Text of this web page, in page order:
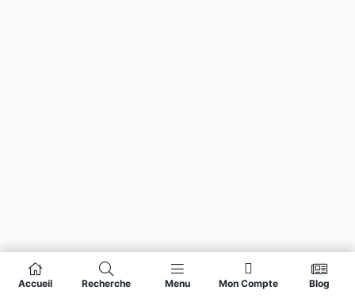
Accueil Recherche Menu Mon Compte Blog